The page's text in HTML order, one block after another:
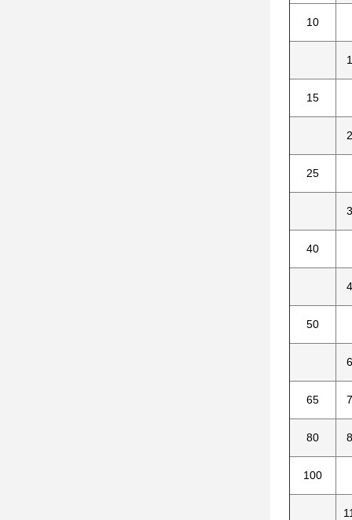
10
15
25
40
50
65
80
100